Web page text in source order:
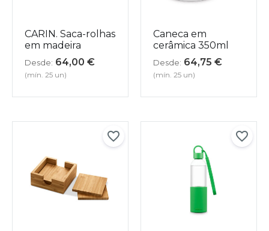
CARIN. Saca-rolhas
em madeira
Desde: 64,00 €
(mín. 25 un)
Caneca em
cerâmica 350ml
Desde: 64,75 €
(mín. 25 un)